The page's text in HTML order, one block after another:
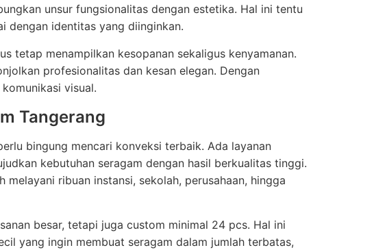
unsur fungsionalitas dengan estetika. Hal ini tentu
dengan identitas yang diinginkan.
tetap menampilkan kesopanan sekaligus kenyamanan.
profesionalitas dan kesan elegan. Dengan
visual.
Tangerang
bingung mencari konveksi terbaik. Ada layanan
kebutuhan seragam dengan hasil berkualitas tinggi.
ribuan instansi, sekolah, perusahaan, hingga
besar, tetapi juga custom minimal 24 pcs. Hal ini
yang ingin membuat seragam dalam jumlah terbatas,